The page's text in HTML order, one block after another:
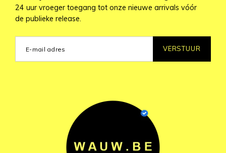
24 uur vroeger toegang tot onze nieuwe arrivals vóór
de publieke release.
VERSTUUR